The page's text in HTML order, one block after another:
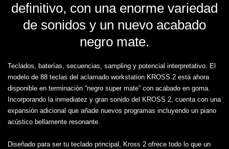
definitivo, con una enorme variedad
de sonidos y un nuevo acabado
negro mate.
Teclados, baterías, secuencias, sampling y potencial interpretativo. El
modelo de 88 teclas del aclamado workstation KROSS 2 está ahora
disponible en terminación “negro super mate” con acabado en goma.
Incorporando la inmediatez y gran sonido del KROSS 2, cuenta con una
expansión adicional que añade nuevos programas incluyendo un piano
acústico bellamente resonante.
Diseñado para ser tu teclado principal, Kross 2 ofrece todo lo que un